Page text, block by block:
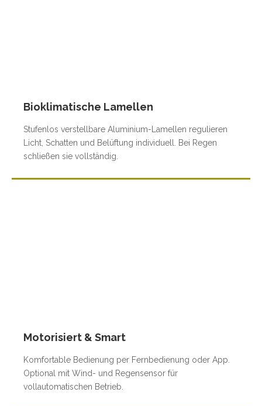
Bioklimatische Lamellen
Stufenlos verstellbare Aluminium-Lamellen regulieren
Licht, Schatten und Belüftung individuell. Bei Regen
schließen sie vollständig.
Motorisiert & Smart
Komfortable Bedienung per Fernbedienung oder App.
Optional mit Wind- und Regensensor für
vollautomatischen Betrieb.